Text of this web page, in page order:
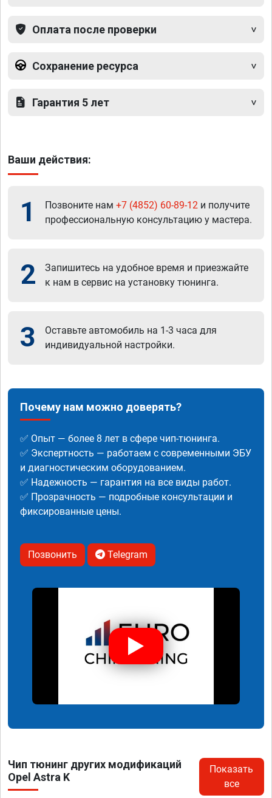
Оплата после проверки
Сохранение ресурса
Гарантия 5 лет
Ваши действия:
1 Позвоните нам +7 (4852) 60-89-12 и получите
профессиональную консультацию у мастера.
2
Запишитесь на удобное время и приезжайте
к нам в сервис на установку тюнинга.
3
Оставьте автомобиль на 1-3 часа для
индивидуальной настройки.
Почему нам можно доверять?
✅ Опыт — более 8 лет в сфере чип-тюнинга.
✅ Экспертность — работаем с современными ЭБУ
и диагностическим оборудованием.
✅ Надежность — гарантия на все виды работ.
✅ Прозрачность — подробные консультации и
фиксированные цены.
Позвонить Telegram
Чип тюнинг других модификаций
Opel Astra K
Показать
все